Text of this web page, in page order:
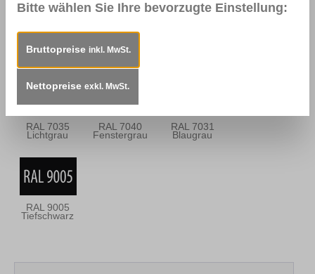
RAL 9010
Reinweiß
RAL 9016
Verkehrsweiß
RAL 7035
Lichtgrau
RAL 7040
Fenstergrau
RAL 7031
Blaugrau
RAL 9005
Tiefschwarz
Bitte wählen Sie Ihre bevorzugte Einstellung:
Bruttopreise inkl. MwSt.
Nettopreise exkl. MwSt.